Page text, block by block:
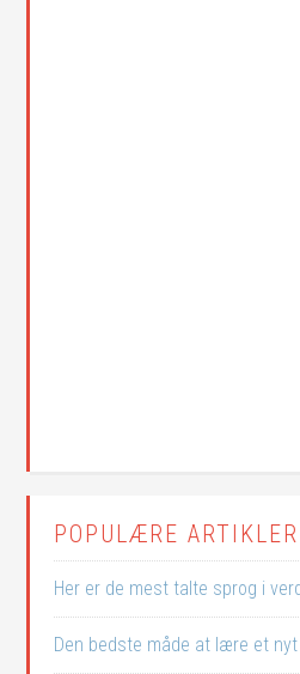
POPULÆRE
Her er de mest talte sprog i
Den bedste måde at lære et